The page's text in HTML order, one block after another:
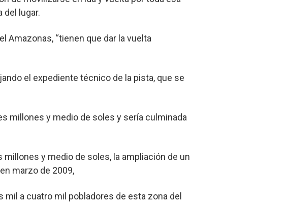
del lugar.
Amazonas, “tienen que dar la vuelta
el expediente técnico de la pista, que se
millones y medio de soles y sería culminada
y medio de soles, la ampliación de un
marzo de 2009,
a cuatro mil pobladores de esta zona del